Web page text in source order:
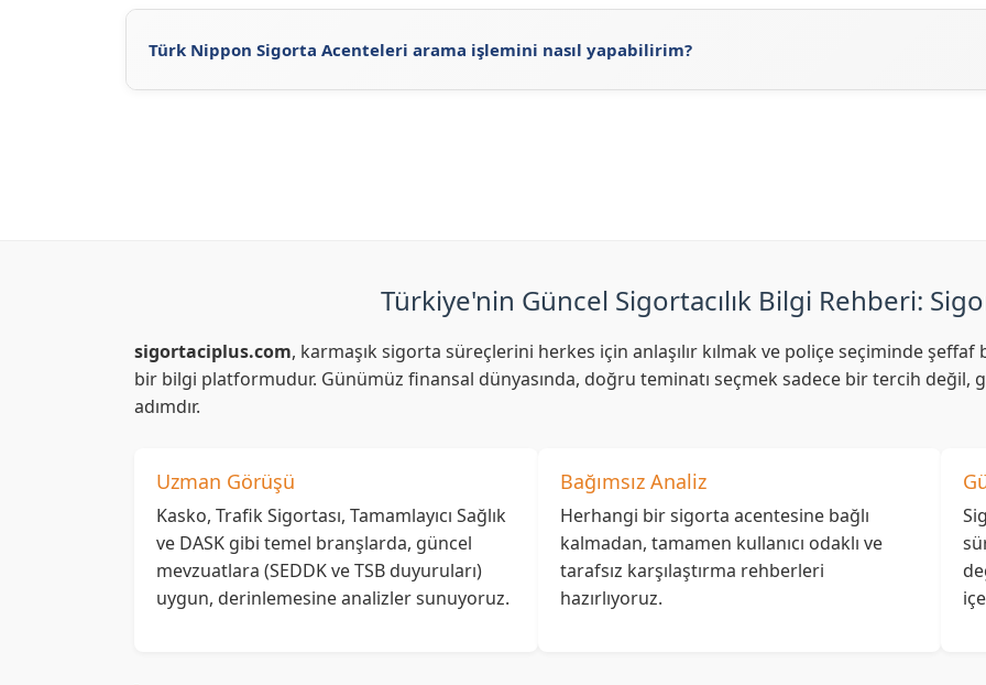
Sigorta'ne ait acentelerin iletişim bilgilerini ve konumlarını görebilirsiniz. Ayrıca, Türk Nippon
sitemizdeki güncel Türk Nippon Sigorta Acenteleri'ni inceleyerek Türk Nippon Sigorta acentelerine
Türk Nippon Sigorta Acenteleri arama işlemini nasıl yapabilirim?
Türkiye'nin Güncel Sigortacılık Bilgi Rehberi:
sigortaciplus.com, karmaşık sigorta süreçlerini herkes için anlaşılır kılmak ve poliçe seçiminde şeffaf
bir bilgi platformudur. Günümüz finansal dünyasında, doğru teminatı seçmek sadece bir tercih değil,
adımdır.
Uzman Görüşü
Kasko, Trafik Sigortası, Tamamlayıcı Sağlık
ve DASK gibi temel branşlarda, güncel
mevzuatlara (SEDDK ve TSB duyuruları)
uygun, derinlemesine analizler sunuyoruz.
Bağımsız Analiz
Herhangi bir sigorta acentesine bağlı
kalmadan, tamamen kullanıcı odaklı ve
tarafsız karşılaştırma rehberleri
hazırlıyoruz.